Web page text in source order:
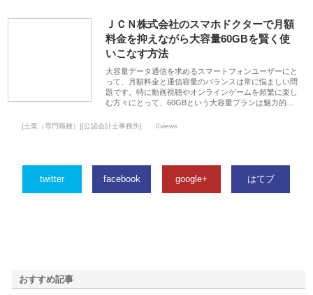
ＪＣＮ株式会社のスマホドクターで月額
料金を抑えながら大容量60GBを賢く使
いこなす方法
大容量データ通信を求めるスマートフォンユーザーにと
って、月額料金と通信容量のバランスは常に悩ましい問
題です。特に動画視聴やオンラインゲームを頻繁に楽し
む方々にとって、60GBという大容量プランは魅力的…
[士業（専門職種）][公認会計士事務所] 0views
twitter facebook google+ はてブ
おすすめ記事